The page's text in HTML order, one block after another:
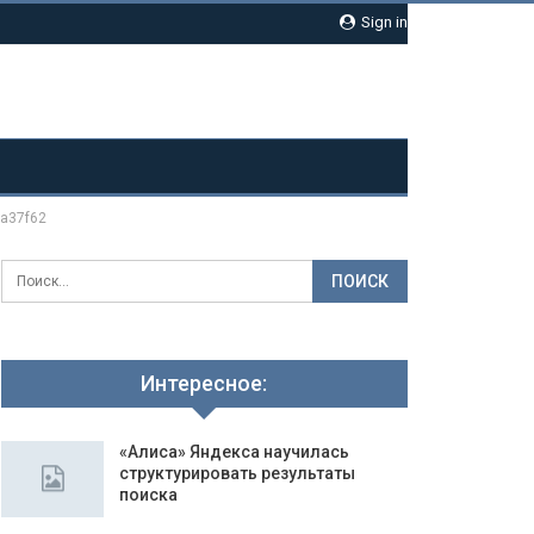
Sign in
Интересное:
«Алиса» Яндекса научилась
структурировать результаты
поиска